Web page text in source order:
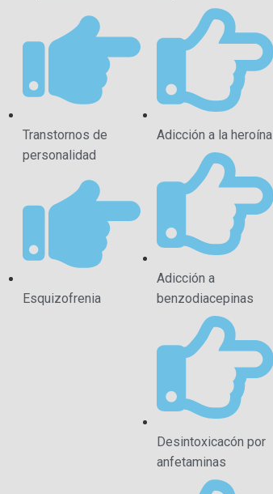
Transtornos de
personalidad
Esquizofrenia
Adicción a la heroína
Adicción a
benzodiacepinas
Desintoxicacón por
anfetaminas